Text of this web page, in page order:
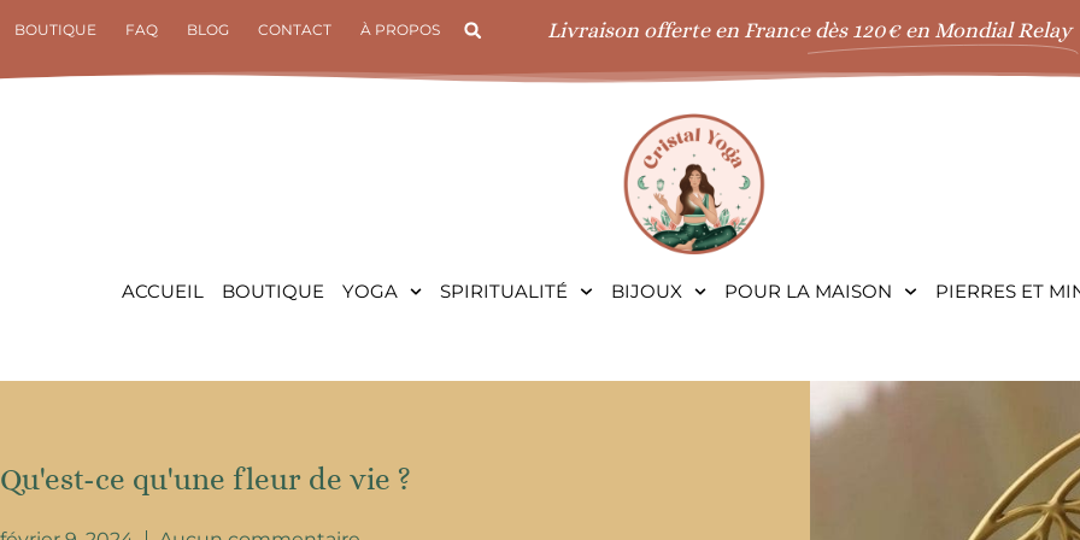
contenu
BOUTIQUE FAQ BLOG CONTACT À PROPOS Livraison offerte en France dès 120€ en Mondial Relay
ACCUEIL BOUTIQUE YOGA SPIRITUALITÉ BIJOUX POUR LA MAISON PIERRES ET
Qu'est-ce qu'une fleur de vie ?